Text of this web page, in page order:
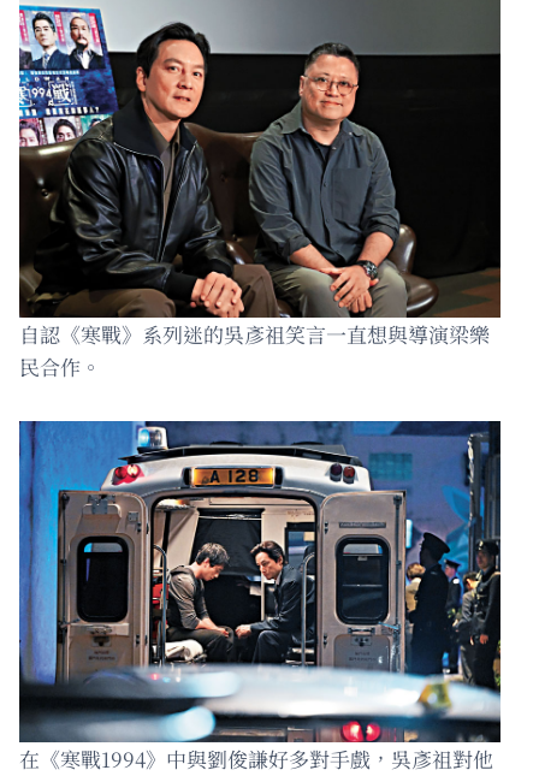
自認《寒戰》系列迷的吳彥祖笑言一直想與導演梁樂
民合作。
在《寒戰1994》中與劉俊謙好多對手戲，吳彥祖對他